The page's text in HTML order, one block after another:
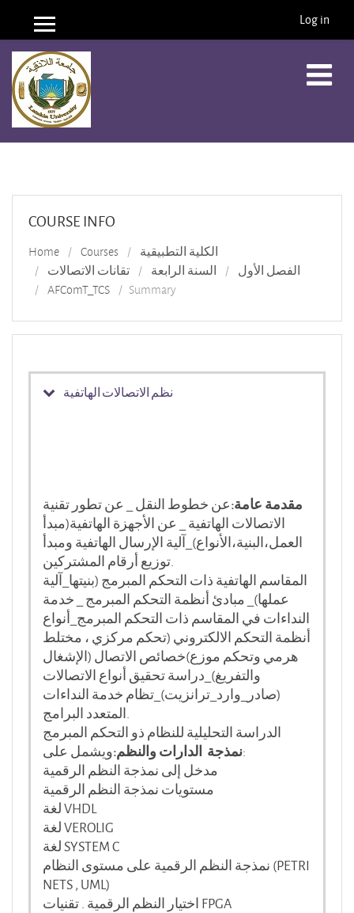
Skip to main content
Side panel Log in
COURSE INFO
Home Courses
الكلية التطبيقية
تقانات الاتصالات
السنة الرابعة
الفصل الأول
AFComT_TCS
Summary
نظم الاتصالات الهاتفية
مقدمة عامة:عن خطوط النقل _ عن تطور تقنية
الاتصالات الهاتفية _ عن الأجهزة الهاتفية(مبدأ
العمل،البنية،الأنواع)_آلية الإرسال الهاتفية ومبدأ
توزيع أرقام المشتركين.
المقاسم الهاتفية ذات التحكم المبرمج (بنيتها_آلية
عملها)_ مبادئ أنظمة التحكم المبرمج _ خدمة
النداءات في المقاسم ذات التحكم المبرمج_أنواع
أنظمة التحكم الالكتروني (تحكم مركزي ، مختلط
هرمي وتحكم موزع)خصائص الاتصال (الإشغال
والتفريغ)_دراسة تحقيق أنواع الاتصالات
(صادر_وارد_ترانزيت)_تظام خدمة النداءات
المتعدد البرامج.
الدراسة التحليلية للنظام ذو التحكم المبرمج
نمذجة الدارات والنظم:ويشمل على:
مدخل إلى نمذجة النظم الرقمية
مستويات نمذجة النظم الرقمية
لغة VHDL
لغة VEROLIG
لغة SYSTEM C
نمذجة النظم الرقمية على مستوى النظام (PETRI
NETS , UML)
اختيار النظم الرقمية . تقنيات FPGA